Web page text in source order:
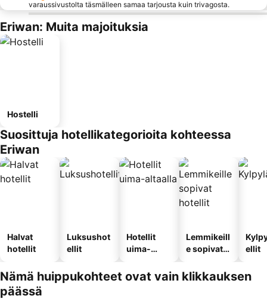
varaussivustolta täsmälleen samaa tarjousta kuin trivagosta.
Eriwan: Muita majoituksia
Hostelli
Suosittuja hotellikategorioita kohteessa
Eriwan
Halvat
hotellit
Luksushot
ellit
Hotellit
uima-
Lemmikeill
e sopivat
ellit
Nämä huippukohteet ovat vain klikkauksen
päässä